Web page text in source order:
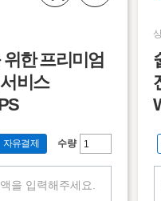
한 프리미엄
비스
자유결제 수량
을 입력해주세요.